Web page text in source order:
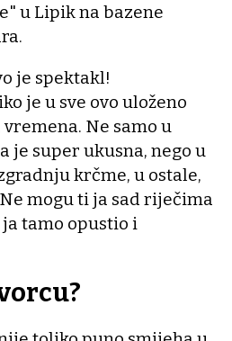
u Lipik na bazene
je spektakl!
je u sve ovo uloženo
Ne samo u
je super ukusna, nego u
krčme, u ostale,
mogu ti ja sad riječima
ja tamo opustio i